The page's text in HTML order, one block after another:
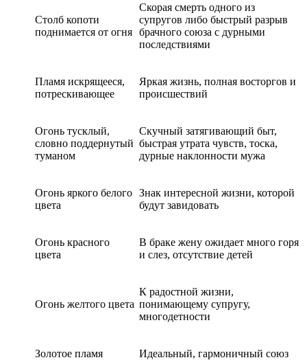
Столб копоти
поднимается от огня
Скорая смерть одного из
супругов либо быстрый разрыв
брачного союза с дурными
последствиями
Пламя искрящееся,
потрескивающее
Яркая жизнь, полная восторгов и
происшествий
Огонь тусклый,
словно поддернутый
туманом
Скучный затягивающий быт,
быстрая утрата чувств, тоска,
дурные наклонности мужа
Огонь яркого белого
цвета
Знак интересной жизни, которой
будут завидовать
Огонь красного
цвета
В браке жену ожидает много горя
и слез, отсутствие детей
Огонь желтого цвета
К радостной жизни,
понимающему супругу,
многодетности
Золотое пламя Идеальный, гармоничный союз